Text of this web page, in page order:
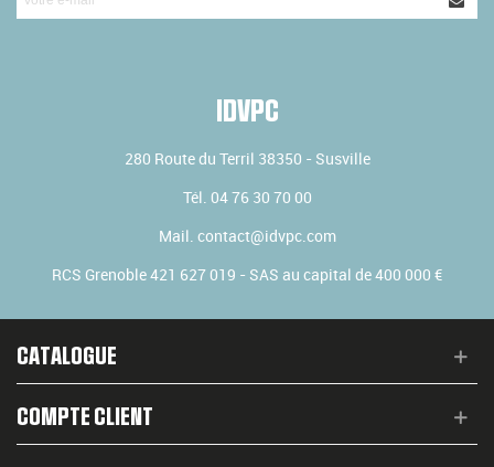
IDVPC
280 Route du Terril 38350 - Susville
Tél. 04 76 30 70 00
Mail. contact@idvpc.com
RCS Grenoble 421 627 019 - SAS au capital de 400 000 €
CATALOGUE
COMPTE CLIENT